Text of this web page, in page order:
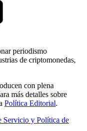
periodismo
de criptomonedas,
con plena
más detalles sobre
Política Editorial.
Servicio y Política de